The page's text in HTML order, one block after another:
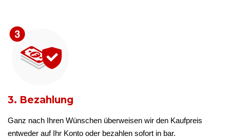
3. Bezahlung
Ganz nach Ihren Wünschen überweisen wir den Kaufpreis
entweder auf Ihr Konto oder bezahlen sofort in bar.